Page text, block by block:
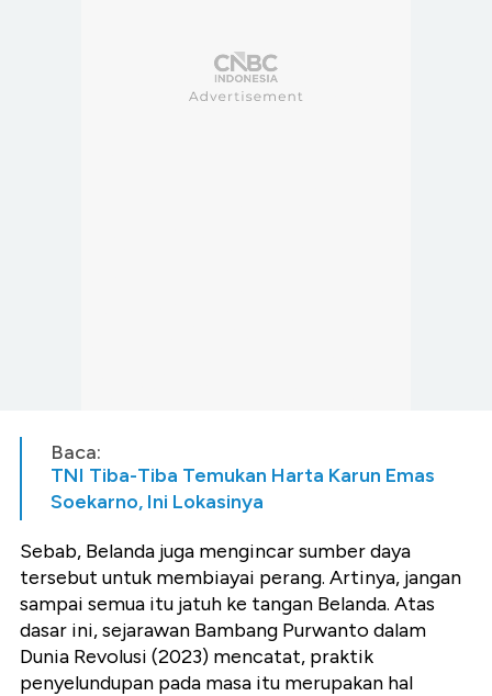
Baca:
TNI Tiba-Tiba Temukan Harta Karun Emas
Soekarno, Ini Lokasinya
Sebab, Belanda juga mengincar sumber daya
tersebut untuk membiayai perang. Artinya, jangan
sampai semua itu jatuh ke tangan Belanda. Atas
dasar ini, sejarawan Bambang Purwanto dalam
Dunia Revolusi (2023) mencatat, praktik
penyelundupan pada masa itu merupakan hal